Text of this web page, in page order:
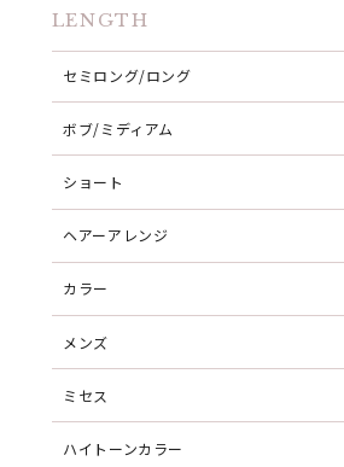
LENGTH
セミロング/ロング
ボブ/ミディアム
ショート
ヘアーアレンジ
カラー
メンズ
ミセス
ハイトーンカラー